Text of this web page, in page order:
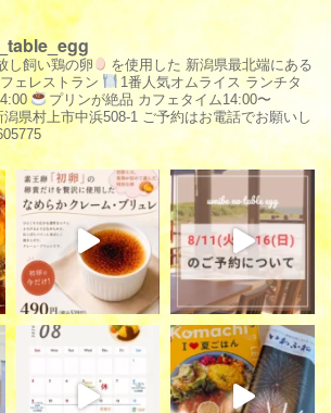
し飼い鶏の卵 を使用した 新潟県最北端にある
ェレストラン
1番人気オムライス ランチタ
プリンが絶品 カフェタイム14:00〜
潟県村上市中浜508-1 ご予約はお電話でお願いし